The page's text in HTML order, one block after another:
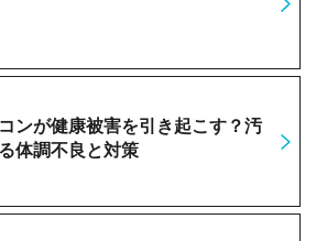
ンが健康被害を引き起こす？汚
体調不良と対策